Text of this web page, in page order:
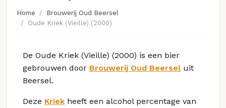
Home
Brouwerij Oud Beersel
Oude Kriek (Vieille) (2000)
De Oude Kriek (Vieille) (2000) is een bier
gebrouwen door Brouwerij Oud Beersel uit
Beersel.
Deze Kriek heeft een alcohol percentage van